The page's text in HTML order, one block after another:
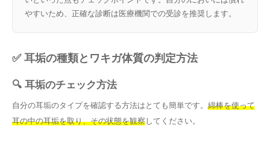
やすいため、正確な診断は医療機関での受診を推奨します。
✅ 耳垢の種類とワキガ体質の判定方法
🔍 耳垢のチェック方法
自分の耳垢のタイプを確認する方法はとても簡単です。 綿棒を使って
耳の中の耳垢を取り、その状態を観察 してください。